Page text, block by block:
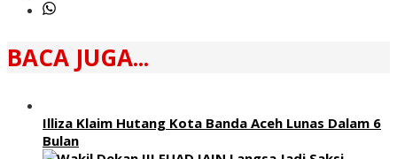
BACA JUGA...
Illiza Klaim Hutang Kota Banda Aceh Lunas Dalam 6
Bulan